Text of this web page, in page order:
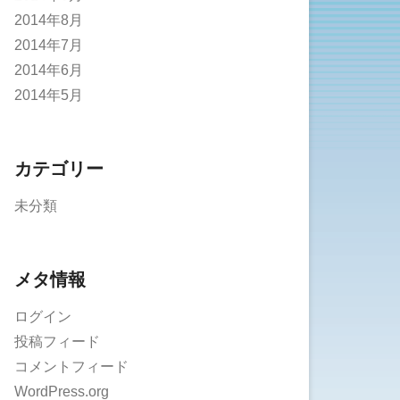
2014年8月
2014年7月
2014年6月
2014年5月
カテゴリー
未分類
メタ情報
ログイン
投稿フィード
コメントフィード
WordPress.org